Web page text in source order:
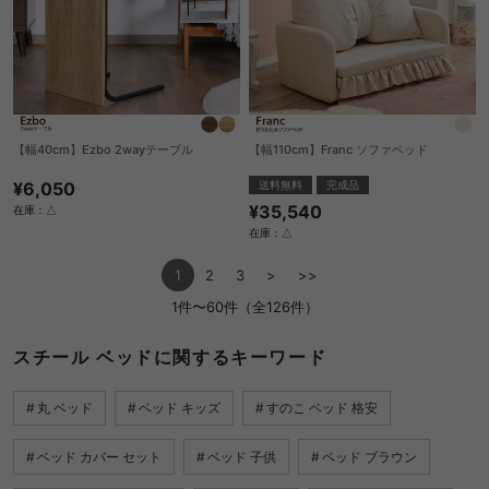
【幅40cm】Ezbo 2wayテーブル
¥6,050
在庫：△
【幅110cm】Franc ソファベッド
送料無料 完成品
¥35,540
在庫：△
1 2 3 >
>>
1件〜60件（全126件）
スチール ベッドに関するキーワード
丸 ベッド ベッド キッズ すのこ ベッド 格安
ベッド カバー セット ベッド 子供 ベッド ブラウン